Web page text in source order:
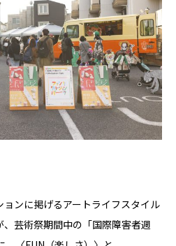
ョンに掲げるアートライフスタイル
芸術祭期間中の「国際障害者週